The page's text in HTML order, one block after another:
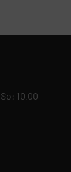
10.00 –